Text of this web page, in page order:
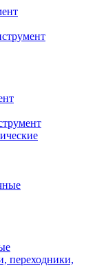
переходники,